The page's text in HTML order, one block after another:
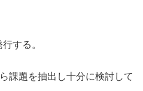
する。
課題を抽出し十分に検討して